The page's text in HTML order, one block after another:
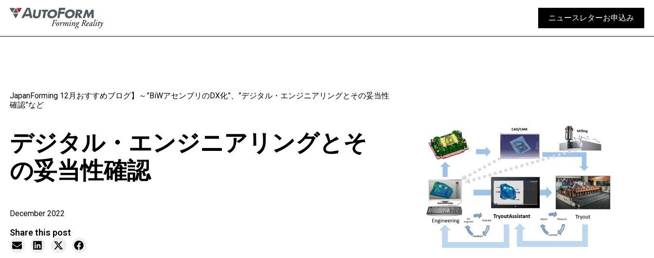
ニュースレターお申込み
JapanForming 12月おすすめブログ】～”BiWアセンブリのDX化”、”デジタル・エンジニアリングとその妥当性
確認”など
デジタル・エンジニアリングとそ
の妥当性確認
December 2022
Share this post